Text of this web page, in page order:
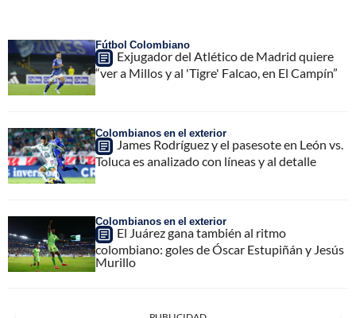
Fútbol Colombiano
Exjugador del Atlético de Madrid quiere
“ver a Millos y al 'Tigre' Falcao, en El Campín”
Colombianos en el exterior
James Rodríguez y el pasesote en León vs.
Toluca es analizado con líneas y al detalle
Colombianos en el exterior
El Juárez gana también al ritmo
colombiano: goles de Óscar Estupiñán y Jesús
Murillo